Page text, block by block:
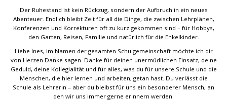
Der Ruhestand ist kein Rückzug, sondern der Aufbruch in ein neues
Abenteuer. Endlich bleibt Zeit für all die Dinge, die zwischen Lehrplänen,
Konferenzen und Korrekturen oft zu kurz gekommen sind – für Hobbys,
den Garten, Reisen, Familie und natürlich für die Enkelkinder.
Liebe Ines, im Namen der gesamten Schulgemeinschaft möchte ich dir
von Herzen Danke sagen. Danke für deinen unermüdlichen Einsatz, deine
Geduld, deine Kollegialität und für alles, was du für unsere Schule und die
Menschen, die hier lernen und arbeiten, getan hast. Du verlässt die
Schule als Lehrerin – aber du bleibst für uns ein besonderer Mensch, an
den wir uns immer gerne erinnern werden.